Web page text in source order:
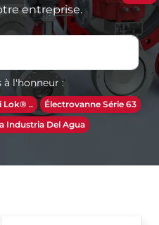
entreprise.
à l'honneur :
Lok® ..
Électrovanne Série 63
Industria Del Agua